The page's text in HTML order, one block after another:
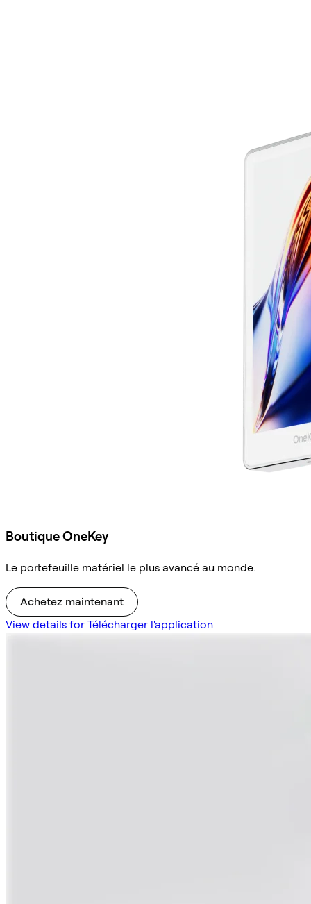
Boutique OneKey
Le portefeuille matériel le plus avancé au monde.
Achetez maintenant
View details for Télécharger l'application